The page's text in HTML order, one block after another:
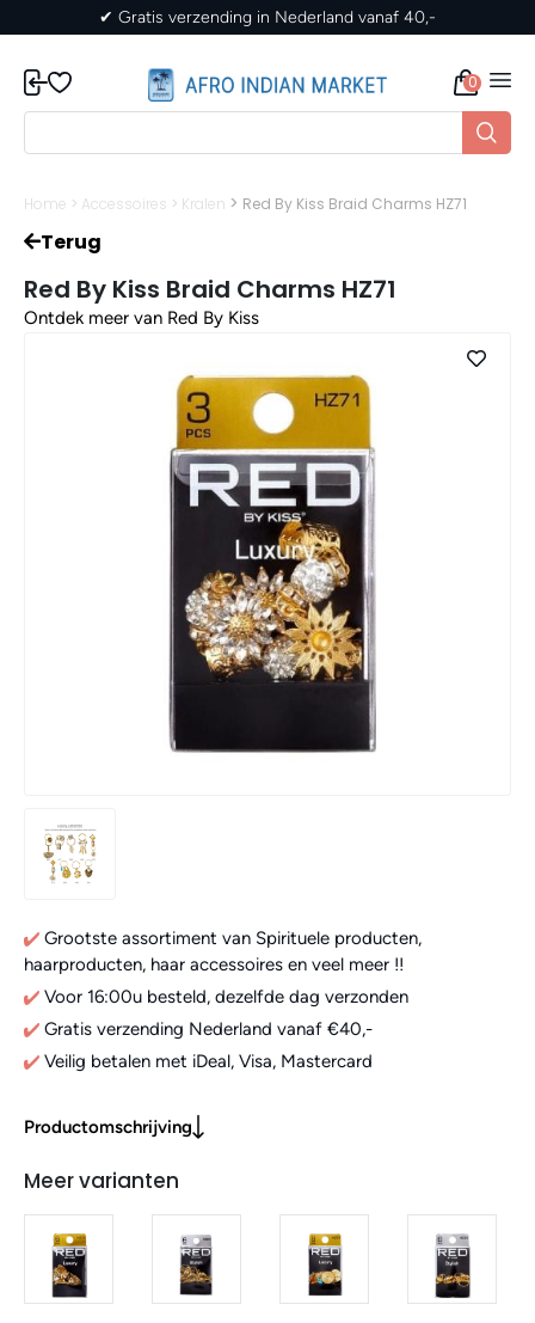
✔ Gratis verzending in Nederland vanaf 40,-
0
Home > Accessoires > Kralen > Red By Kiss Braid Charms HZ71
Terug
Red By Kiss Braid Charms HZ71
Ontdek meer van Red By Kiss
Grootste assortiment van Spirituele producten,
haarproducten, haar accessoires en veel meer !!
Voor 16:00u besteld, dezelfde dag verzonden
Gratis verzending Nederland vanaf €40,-
Veilig betalen met iDeal, Visa, Mastercard
Productomschrijving
Meer varianten